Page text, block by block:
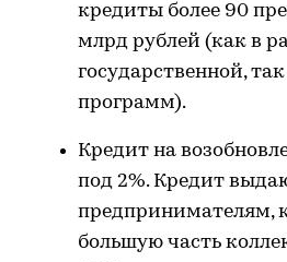
кредиты более 90
млрд рублей (как в
государственной,
программ).
Кредит на
под 2%. Кредит
предпринимателям,
большую часть